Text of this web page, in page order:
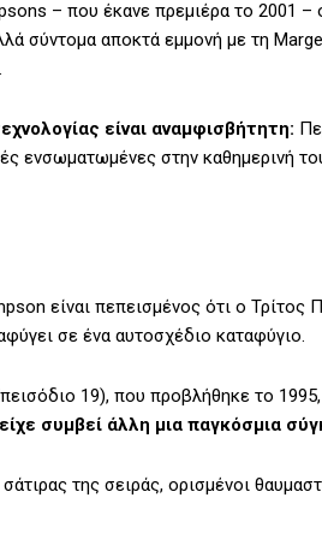
– που έκανε πρεμιέρα το 2001 –
σύντομα αποκτά εμμονή με τη
είναι αναμφισβήτητη:
ενσωματωμένες στην καθημερινή
είναι πεπεισμένος ότι ο
σε ένα αυτοσχέδιο καταφύγιο.
19), που προβλήθηκε το
συμβεί άλλη μια παγκόσμια
της σειράς, ορισμένοι